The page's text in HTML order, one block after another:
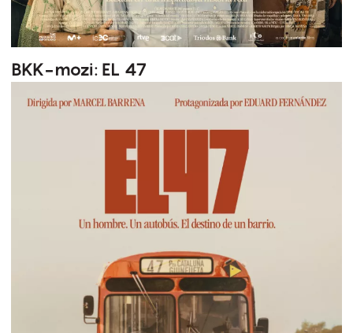
BKK-mozi: EL 47